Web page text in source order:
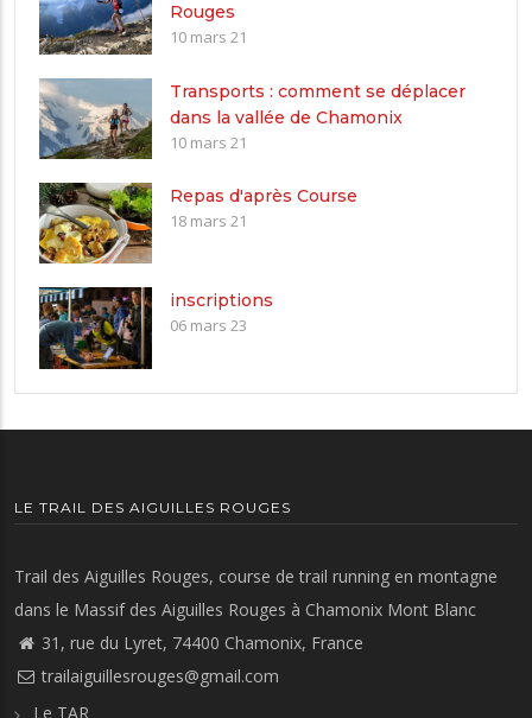
Rouges
10 mars 21
Transports : comment se déplacer
dans la vallée de Chamonix
10 mars 21
Repas d'après Course
18 mars 21
inscriptions
06 mars 23
LE TRAIL DES AIGUILLES ROUGES
Trail des Aiguilles Rouges, course de trail running en montagne
dans le Massif des Aiguilles Rouges à Chamonix Mont Blanc
31, rue du Lyret, 74400 Chamonix, France
trailaiguillesrouges@gmail.com
Le TAR